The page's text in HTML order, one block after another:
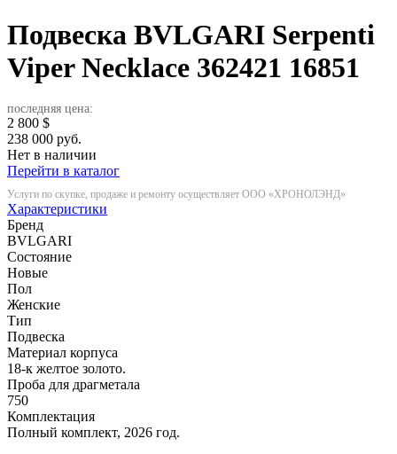
Подвеска BVLGARI Serpenti
Viper Necklace 362421 16851
последняя цена:
2 800 $
238 000 руб.
Нет в наличии
Перейти в каталог
Услуги по скупке, продаже и ремонту осуществляет ООО «ХРОНОЛЭНД»
Характеристики
Бренд
BVLGARI
Состояние
Новые
Пол
Женские
Тип
Подвеска
Материал корпуса
18-к желтое золото.
Проба для драгметала
750
Комплектация
Полный комплект, 2026 год.